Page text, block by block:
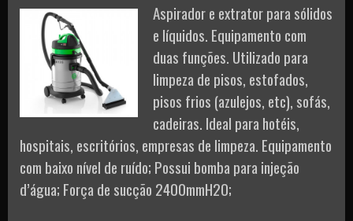
Aspirador e extrator para sólidos
e líquidos. Equipamento com
duas funções. Utilizado para
limpeza de pisos, estofados,
pisos frios (azulejos, etc), sofás,
cadeiras. Ideal para hotéis,
hospitais, escritórios, empresas de limpeza. Equipamento
com baixo nível de ruído; Possui bomba para injeção
d’água; Força de sucção 2400mmH2O;